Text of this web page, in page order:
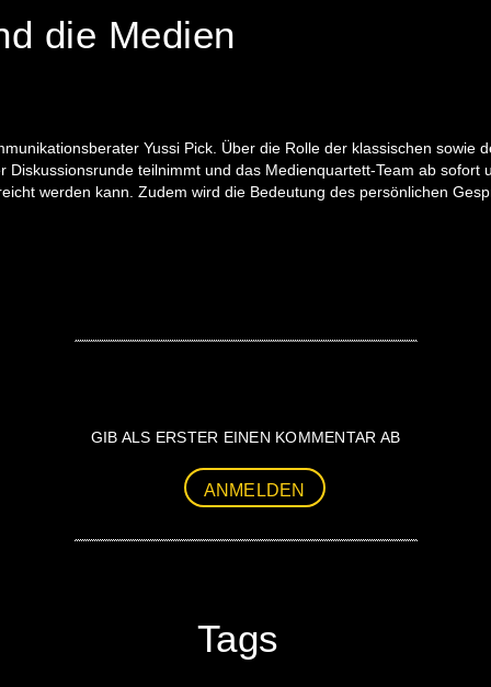
die Medien
Yussi Pick. Über die Rolle der klassischen sowie
teilnimmt und das Medienquartett-Team ab
werden kann. Zudem wird die Bedeutung des persönlichen
GIB ALS ERSTER EINEN KOMMENTAR AB
ANMELDEN
Tags